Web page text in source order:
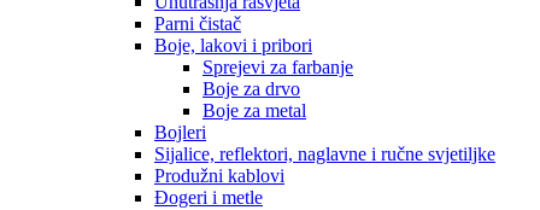
Parni čistač
Boje, lakovi i pribori
Sprejevi za farbanje
Boje za drvo
Boje za metal
Bojleri
Sijalice, reflektori, naglavne i ručne svjetiljke
Produžni kablovi
Đogeri i metle